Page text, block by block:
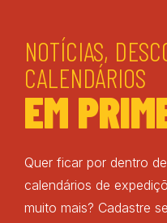
NOTÍCIAS,
CALENDÁRIOS
EM
Quer ficar por dentro
calendários de
muito mais? Cadastre